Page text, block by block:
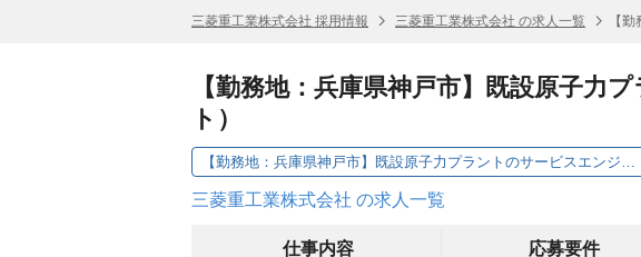
三菱重工業株式会社 採用情報 三菱重工業株式会社 の求人一覧 【
【勤務地：兵庫県神戸市】既設原子力
ト）
【勤務地：兵庫県神戸市】既設原子力プラントのサービスエンジニア（技術プロジェクト）
三菱重工業株式会社 の求人一覧
仕事内容 応募要件